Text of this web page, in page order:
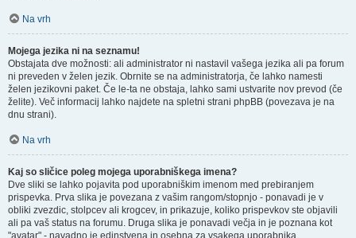
Na vrh
Mojega jezika ni na seznamu!
Obstajata dve možnosti: ali administrator ni nastavil vašega jezika ali pa forum
ni preveden v želen jezik. Obrnite se na administratorja, če lahko namesti
želen jezikovni paket. Če le-ta ne obstaja, lahko sami ustvarite nov prevod (če
želite). Več informacij lahko najdete na spletni strani phpBB (povezava je na
dnu strani).
Na vrh
Kaj so sličice poleg mojega uporabniškega imena?
Dve sliki se lahko pojavita pod uporabniškim imenom med prebiranjem
prispevka. Prva slika je povezana z vašim rangom/stopnjo - ponavadi je v
obliki zvezdic, stolpcev ali krogcev, in prikazuje, koliko prispevkov ste objavili
ali pa vaš status na forumu. Druga slika je ponavadi večja in je poznana kot
"avatar" - navadno je edinstvena in osebna za vsakega uporabnika.